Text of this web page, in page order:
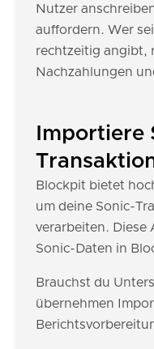
Nutzer
auffordern. Wer
rechtzeitig angibt,
Nachzahlungen
Importiere
Blockpit bietet
um deine Sonic-
verarbeiten. Diese
Sonic-Daten in
Brauchst du
übernehmen